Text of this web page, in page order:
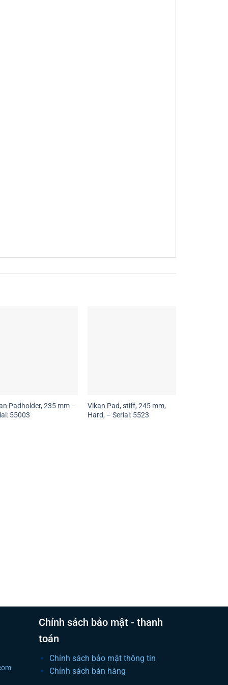
Padholder, 235 mm –
55003
Vikan Pad, stiff, 245 mm,
Hard, – Serial: 5523
Chính sách bảo mật - thanh
toán
Chính sách bảo mật thông tin
Chính sách bán hàng